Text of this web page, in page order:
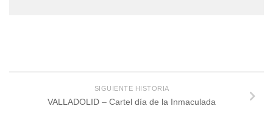
SIGUIENTE HISTORIA
VALLADOLID – Cartel día de la Inmaculada